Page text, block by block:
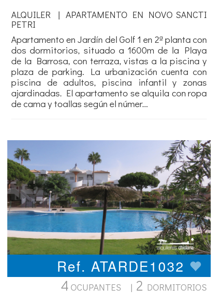
ALQUILER | APARTAMENTO EN NOVO SANCTI
PETRI
Apartamento en Jardín del Golf 1 en 2ª planta con
dos dormitorios, situado a 1600m de la Playa
de la Barrosa, con terraza, vistas a la piscina y
plaza de parking. La urbanización cuenta con
piscina de adultos, piscina infantil y zonas
ajardinadas. El apartamento se alquila con ropa
de cama y toallas según el númer...
Ref. ATARDE1032
4 OCUPANTES | 2 DORMITORIOS